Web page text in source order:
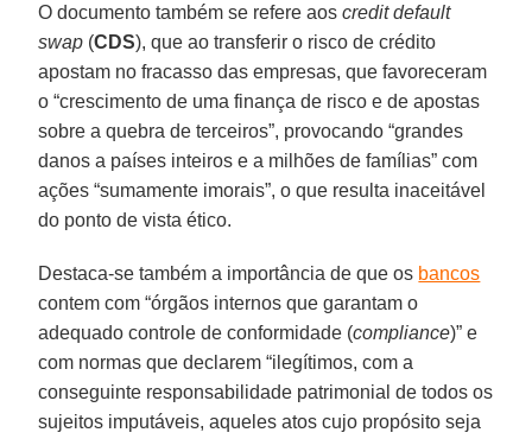
O documento também se refere aoscredit default
swap (CDS), que ao transferir o risco de crédito
apostam no fracasso das empresas, que favoreceram
o “crescimento de uma finança de risco e de apostas
sobre a quebra de terceiros”, provocando “grandes
danos a países inteiros e a milhões de famílias” com
ações “sumamente imorais”, o que resulta inaceitável
do ponto de vista ético.
Destaca-se também a importância de que os bancos
contem com “órgãos internos que garantam o
adequado controle de conformidade (compliance)” e
com normas que declarem “ilegítimos, com a
conseguinte responsabilidade patrimonial de todos os
sujeitos imputáveis, aqueles atos cujo propósito seja